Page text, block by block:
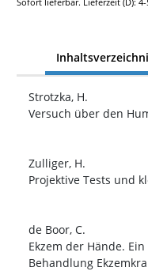
Strotzka, H.
Versuch über den
Zulliger, H.
Projektive Tests und
de Boor, C.
Ekzem der Hände.
Behandlung